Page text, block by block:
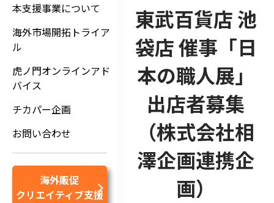
本支援事業について
海外市場開拓トライア
ル
虎ノ門オンラインアド
バイス
チカパー企画
お問い合わせ
海外販促
クリエイティブ支援
東武百貨店 池
袋店 催事「日
本の職人展」
出店者募集
（株式会社相
澤企画連携企
画）